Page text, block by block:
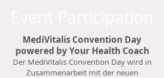
MediVitalis Convention Day
powered by Your Health Coach
Der MediVitalis Convention Day wird in
Zusammenarbeit mit der neuen